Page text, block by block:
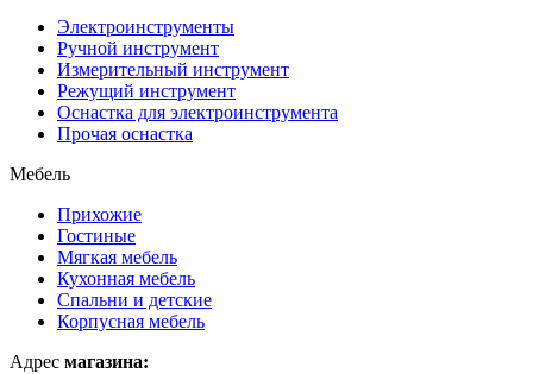
Электроинструменты
Ручной инструмент
Измерительный инструмент
Режущий инструмент
Оснастка для электроинструмента
Прочая оснастка
Мебель
Прихожие
Гостиные
Мягкая мебель
Кухонная мебель
Спальни и детские
Корпусная мебель
Адрес магазина: